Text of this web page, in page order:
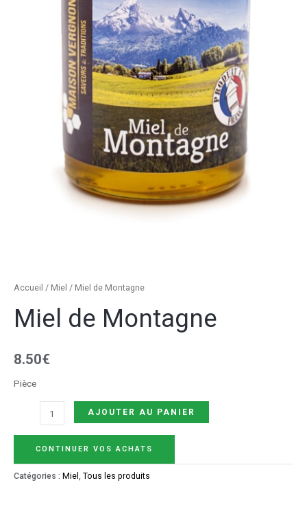
Accueil / Miel / Miel de Montagne
Miel de Montagne
8.50€
Pièce
AJOUTER AU PANIER
CONTINUER VOS ACHATS
Catégories : Miel , Tous les produits